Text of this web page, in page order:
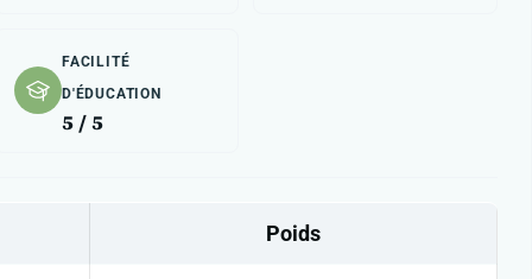
FACILITÉ
D'ÉDUCATION
5 / 5
Poids